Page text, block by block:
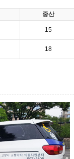
중산
15
18